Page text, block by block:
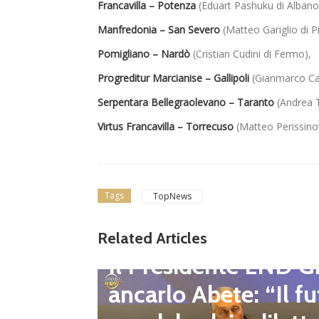
Francavilla – Potenza (Eduart Pashuku di
Manfredonia – San Severo (Matteo Gariglio di
Pomigliano – Nardò (Cristian Cudini di Fermo),
Progreditur Marcianise – Gallipoli (Gianmarco
Serpentara Bellegraolevano – Taranto (Andrea
Virtus Francavilla – Torrecuso (Matteo
Tags TopNews
Related Articles
Dilettanti Regionali
Il Presidente LND
ancarlo Abete: “Il